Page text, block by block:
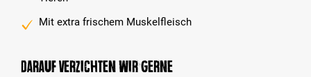
Mit extra frischem Muskelfleisch
Darauf verzichten wir gerne